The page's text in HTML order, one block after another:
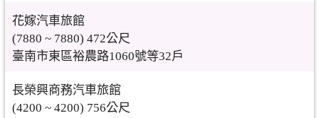
花嫁汽車旅館
(7880 ~ 7880) 472公尺
臺南市東區裕農路1060號等32戶
長榮興商務汽車旅館
(4200 ~ 4200) 756公尺